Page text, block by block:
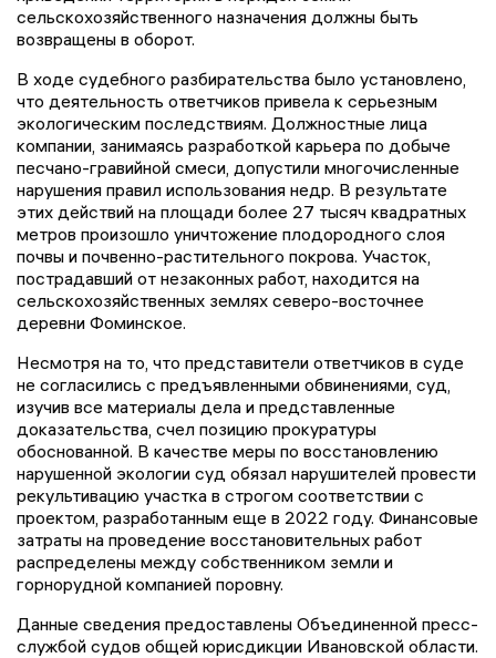
сельскохозяйственного назначения должны быть
возвращены в оборот.
В ходе судебного разбирательства было установлено,
что деятельность ответчиков привела к серьезным
экологическим последствиям. Должностные лица
компании, занимаясь разработкой карьера по добыче
песчано-гравийной смеси, допустили многочисленные
нарушения правил использования недр. В результате
этих действий на площади более 27 тысяч квадратных
метров произошло уничтожение плодородного слоя
почвы и почвенно-растительного покрова. Участок,
пострадавший от незаконных работ, находится на
сельскохозяйственных землях северо-восточнее
деревни Фоминское.
Несмотря на то, что представители ответчиков в суде
не согласились с предъявленными обвинениями, суд,
изучив все материалы дела и представленные
доказательства, счел позицию прокуратуры
обоснованной. В качестве меры по восстановлению
нарушенной экологии суд обязал нарушителей провести
рекультивацию участка в строгом соответствии с
проектом, разработанным еще в 2022 году. Финансовые
затраты на проведение восстановительных работ
распределены между собственником земли и
горнорудной компанией поровну.
Данные сведения предоставлены Объединенной пресс-
службой судов общей юрисдикции Ивановской области.